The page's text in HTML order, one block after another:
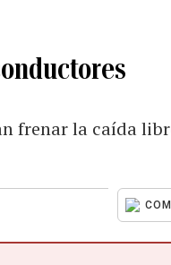
frenar la caída